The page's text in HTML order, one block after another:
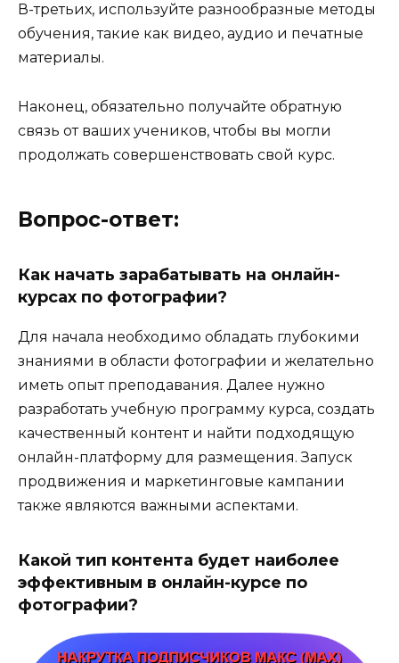
В-третьих, используйте разнообразные методы
обучения, такие как видео, аудио и печатные
материалы.
Наконец, обязательно получайте обратную
связь от ваших учеников, чтобы вы могли
продолжать совершенствовать свой курс.
Вопрос-ответ:
Как начать зарабатывать на онлайн-
курсах по фотографии?
Для начала необходимо обладать глубокими
знаниями в области фотографии и желательно
иметь опыт преподавания. Далее нужно
разработать учебную программу курса, создать
качественный контент и найти подходящую
онлайн-платформу для размещения. Запуск
продвижения и маркетинговые кампании
также являются важными аспектами.
Какой тип контента будет наиболее
эффективным в онлайн-курсе по
фотографии?